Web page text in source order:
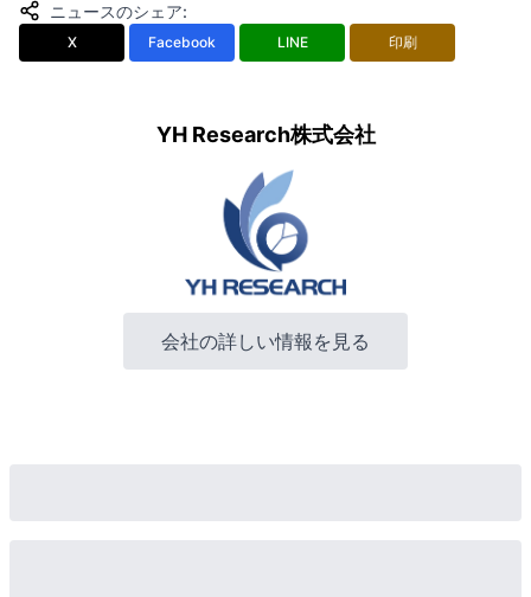
ニュースのシェア:
X Facebook LINE 印刷
YH Research株式会社
会社の詳しい情報を見る